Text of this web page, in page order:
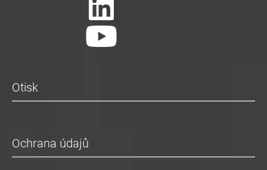
Otisk
Ochrana údajů